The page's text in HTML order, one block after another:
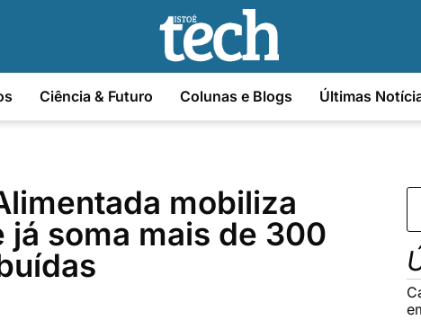
Ciência & Futuro Colunas e Blogs Últimas
mobiliza
soma mais de 300